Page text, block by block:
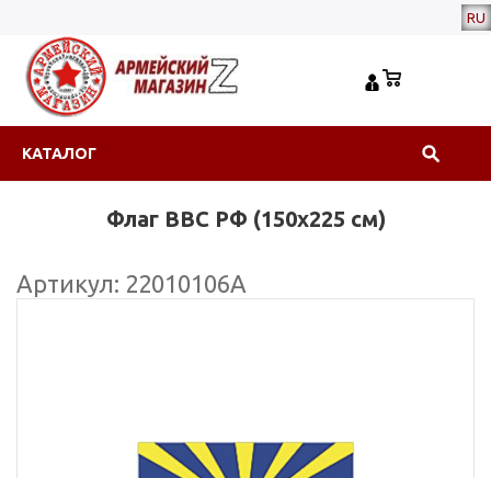
RU
КАТАЛОГ
Флаг ВВС РФ (150х225 см)
Артикул: 22010106А